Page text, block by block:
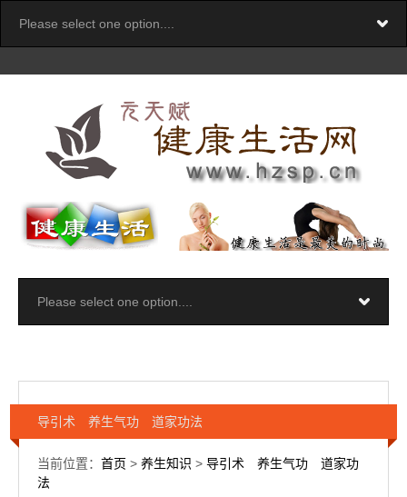
导引术 养生气功 道家功法
当前位置： 首页 > 养生知识 > 导引术 养生气功 道家功
法